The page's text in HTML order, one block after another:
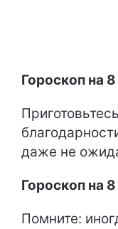
Гороскоп на
даже не
Гороскоп на
Помните: